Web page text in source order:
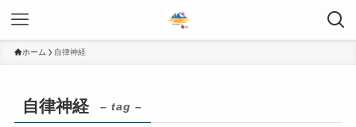
ホーム 自律神経
自律神経 – tag –